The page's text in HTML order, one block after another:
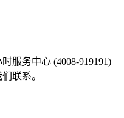
服务中心 (4008-919191)
联系。